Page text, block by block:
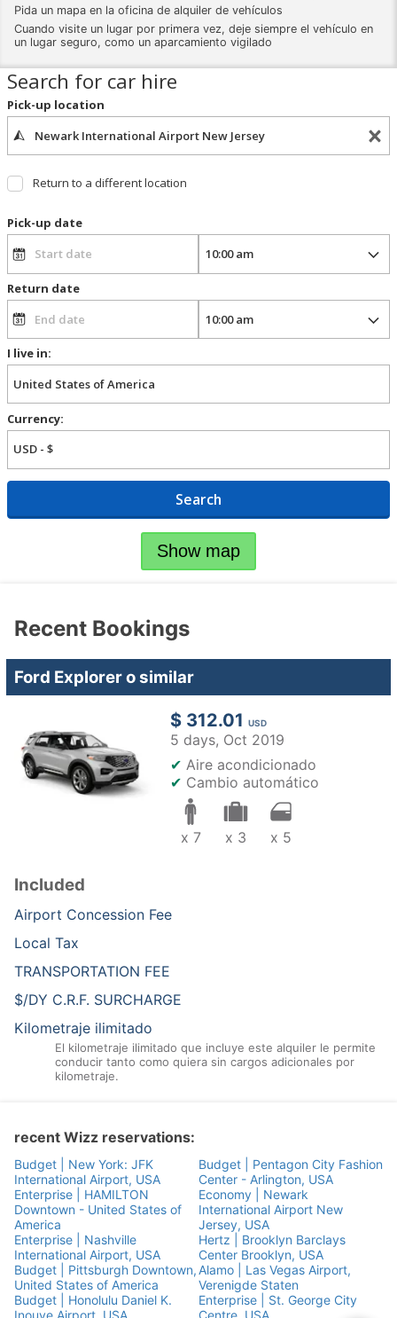
Pida un mapa en la oficina de alquiler de vehículos
Cuando visite un lugar por primera vez, deje siempre el vehículo en
un lugar seguro, como un aparcamiento vigilado
Search for car hire
Pick-up location
Return to a different location
Pick-up date
Return date
I live in:
Currency:
Search
Show map
Recent Bookings
Ford Explorer o similar
$ 312.01 USD
5 days, Oct 2019
✔ Aire acondicionado
✔ Cambio automático
x 7 x 3 x 5
Included
Airport Concession Fee
Local Tax
TRANSPORTATION FEE
$/DY C.R.F. SURCHARGE
Kilometraje ilimitado
El kilometraje ilimitado que incluye este alquiler le permite
conducir tanto como quiera sin cargos adicionales por
kilometraje.
recent Wizz reservations:
Budget | New York: JFK
International Airport, USA
Budget | Pentagon City Fashion
Center - Arlington, USA
Enterprise | HAMILTON
Downtown - United States of
America
Economy | Newark
International Airport New
Jersey, USA
Enterprise | Nashville
International Airport, USA
Hertz | Brooklyn Barclays
Center Brooklyn, USA
Budget | Pittsburgh Downtown,
United States of America
Alamo | Las Vegas Airport,
Verenigde Staten
Budget | Honolulu Daniel K.
Enterprise | St. George City